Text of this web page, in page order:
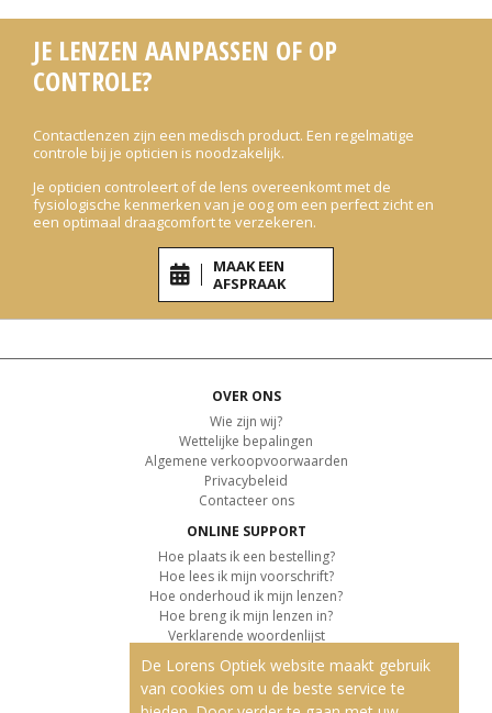
JE LENZEN AANPASSEN OF OP
CONTROLE?
Contactlenzen zijn een medisch product. Een regelmatige
controle bij je opticien is noodzakelijk.
Je opticien controleert of de lens overeenkomt met de
fysiologische kenmerken van je oog om een perfect zicht en
een optimaal draagcomfort te verzekeren.
MAAK EEN
AFSPRAAK
OVER ONS
Wie zijn wij?
Wettelijke bepalingen
Algemene verkoopvoorwaarden
Privacybeleid
Contacteer ons
ONLINE SUPPORT
Hoe plaats ik een bestelling?
Hoe lees ik mijn voorschrift?
Hoe onderhoud ik mijn lenzen?
Hoe breng ik mijn lenzen in?
Verklarende woordenlijst
KLANTENSERVICE
Informatie over de levering
De Lorens Optiek website maakt gebruik
van cookies om u de beste service te